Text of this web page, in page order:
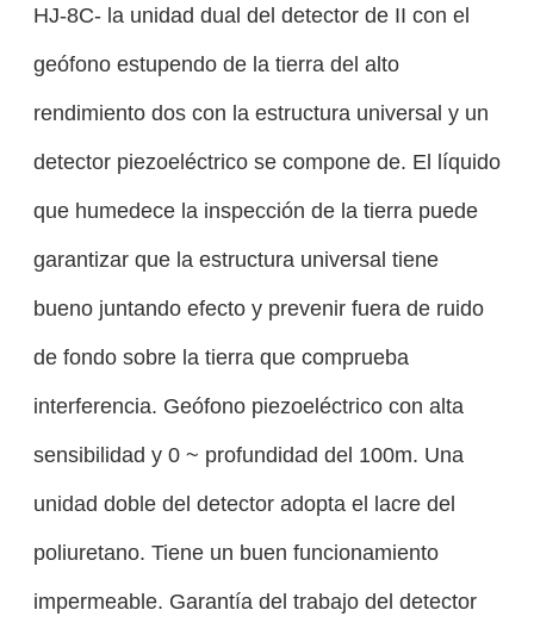
HJ-8C- la unidad dual del detector de II con el
geófono estupendo de la tierra del alto
rendimiento dos con la estructura universal y un
detector piezoeléctrico se compone de. El líquido
que humedece la inspección de la tierra puede
garantizar que la estructura universal tiene
bueno juntando efecto y prevenir fuera de ruido
de fondo sobre la tierra que comprueba
interferencia. Geófono piezoeléctrico con alta
sensibilidad y 0 ~ profundidad del 100m. Una
unidad doble del detector adopta el lacre del
poliuretano. Tiene un buen funcionamiento
impermeable. Garantía del trabajo del detector